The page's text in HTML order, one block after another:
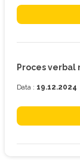
Proces verbal
Data : 19.12.2024